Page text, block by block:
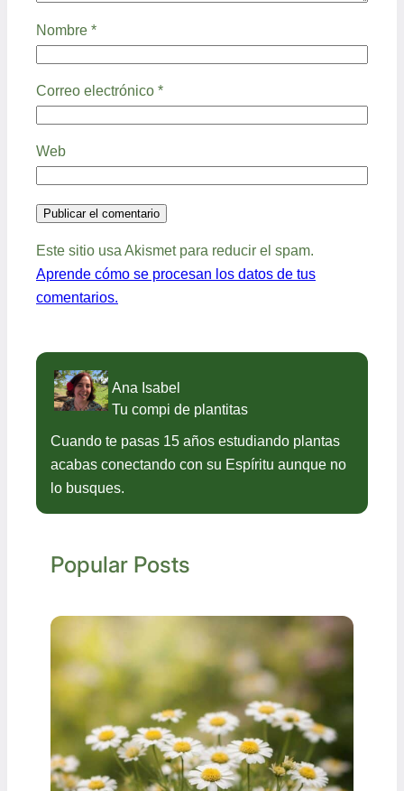
Nombre *
Correo electrónico *
Web
Este sitio usa Akismet para reducir el spam.
Aprende cómo se procesan los datos de tus
comentarios.
Ana Isabel
Tu compi de plantitas
Cuando te pasas 15 años estudiando plantas
acabas conectando con su Espíritu aunque no
lo busques.
Popular Posts